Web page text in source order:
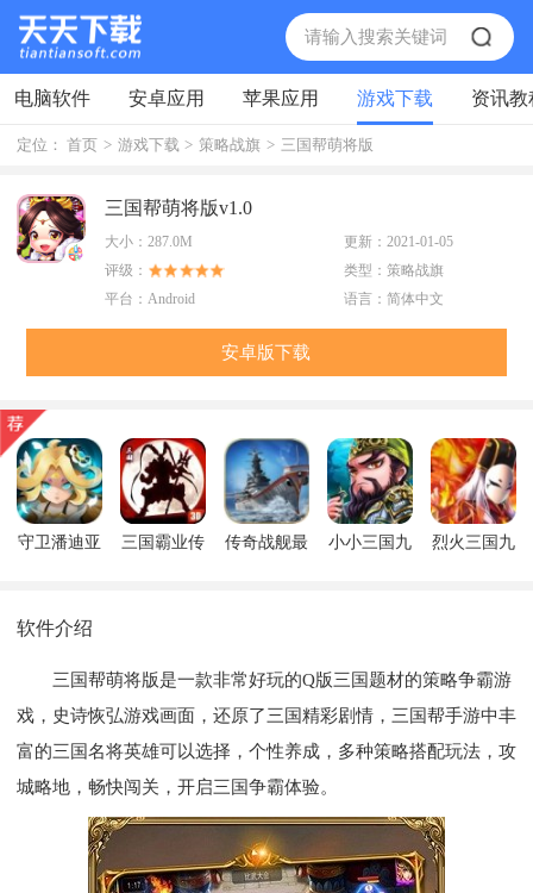
电脑软件 安卓应用 苹果应用 游戏下载 资讯教
定位： 首页 > 游戏下载 > 策略战旗 > 三国帮萌将版
三国帮萌将版v1.0
大小： 287.0M 更新： 2021-01-05
评级：
类型： 策略战旗
平台： Android 语言： 简体中文
安卓版下载
守卫潘迪亚 三国霸业传
传奇战舰最
小小三国九
烈火三国九
软件介绍
三国帮萌将版是一款非常好玩的Q版三国题材的策略争霸游
戏，史诗恢弘游戏画面，还原了三国精彩剧情，三国帮手游中丰
富的三国名将英雄可以选择，个性养成，多种策略搭配玩法，攻
城略地，畅快闯关，开启三国争霸体验。